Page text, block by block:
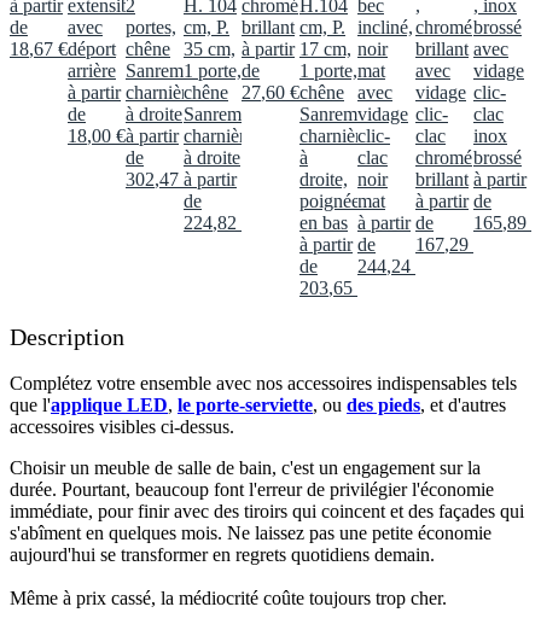
à partir
de
18,67 €
extensible
avec
déport
arrière
à partir
de
18,00 €
2
portes,
chêne
Sanremo,
charnières
à droite
à partir
de
302,47 €
H. 104
cm, P.
35 cm,
1 porte,
chêne
Sanremo,
charnières
à droite
à partir
de
224,82
chromé
brillant
à partir
de
27,60 €
H.104
cm, P.
17 cm,
1 porte,
chêne
Sanremo,
charnières
à
droite,
poignée
en bas
à partir
de
203,65
bec
incliné,
noir
mat
avec
vidage
clic-
clac
noir
mat
à partir
de
244,24
,
chromé
brillant
avec
vidage
clic-
clac
chromé
brillant
à partir
de
167,29
, inox
brossé
avec
vidage
clic-
clac
inox
brossé
à partir
de
165,89
Description
Complétez votre ensemble avec nos accessoires indispensables tels
que l'applique LED, le porte-serviette, ou des pieds, et d'autres
accessoires visibles ci-dessus.​
Choisir un meuble de salle de bain, c'est un engagement sur la
durée. Pourtant, beaucoup font l'erreur de privilégier l'économie
immédiate, pour finir avec des tiroirs qui coincent et des façades qui
s'abîment en quelques mois. Ne laissez pas une petite économie
aujourd'hui se transformer en regrets quotidiens demain.
Même à prix cassé, la médiocrité coûte toujours trop cher.